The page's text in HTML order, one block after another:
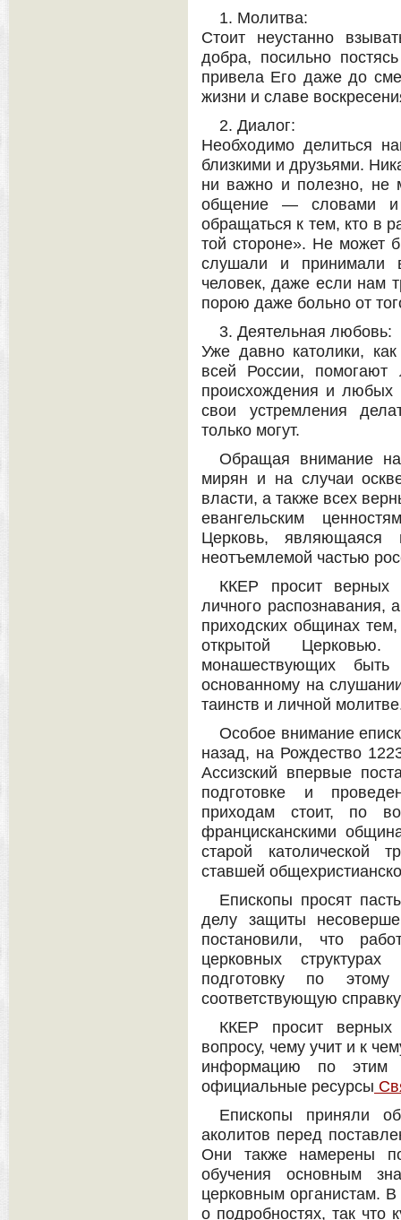
1. Молитва:
Стоит неустанно
добра, посильно
привела Его даже до
жизни и славе
2. Диалог:
Необходимо делиться
близкими и друзьями.
ни важно и полезно, не
общение — словами и
обращаться к тем, кто в
той стороне». Не может
слушали и принимали
человек, даже если нам
порою даже больно от
3. Деятельная любовь:
Уже давно католики,
всей России, помогают
происхождения и любых
свои устремления
только могут.
Обращая внимание
мирян и на случаи
власти, а также всех
евангельским
Церковь, являющаяся
неотъемлемой частью
ККЕР просит верных
личного распознавания,
приходских общинах
открытой
монашествующих
основанному на
таинств и личной
Особое внимание
назад, на Рождество
Ассизский впервые
подготовке и
приходам стоит, по
францисканскими
старой католической
ставшей
Епископы просят
делу защиты
постановили, что
церковных
подготовку по
соответствующую
ККЕР просит верных
вопросу, чему учит и к
информацию по этим
официальные ресурсы
Епископы приняли
аколитов перед
Они также намерены
обучения основным
церковным органистам.
о подробностях, так что